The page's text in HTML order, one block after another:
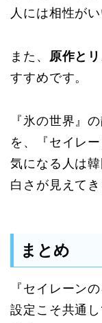
人には相性がい
また、 原作と
すすめです。
『氷の世界』
を、『セイレ
気になる人は
白さが見えてき
まとめ
『セイレーン
設定こそ共通